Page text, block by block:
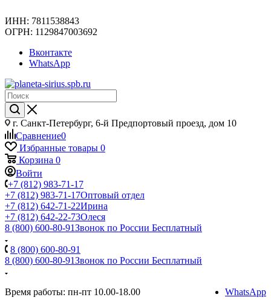
ИНН: 7811538843
ОГРН: 1129847003692
Вконтакте
WhatsApp
г. Санкт-Петербург, 6-й Предпортовый проезд, дом 10
Сравнение0
Избранные товары 0
Корзина 0
Войти
+7 (812) 983-71-17
+7 (812) 983-71-17Оптовый отдел
+7 (812) 642-71-22Ирина
+7 (812) 642-22-73Олеся
8 (800) 600-80-91Звонок по России Бесплатный
8 (800) 600-80-91
8 (800) 600-80-91Звонок по России Бесплатный
Время работы: пн-пт 10.00-18.00
WhatsApp